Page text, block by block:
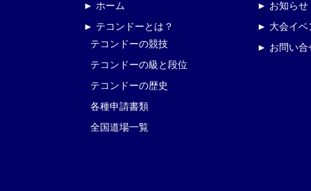
► ホーム
► テコンドーとは？
テコンドーの競技
テコンドーの級と段位
テコンドーの歴史
各種申請書類
全国道場一覧
► お知らせ
► 大会イベ
► お問い合